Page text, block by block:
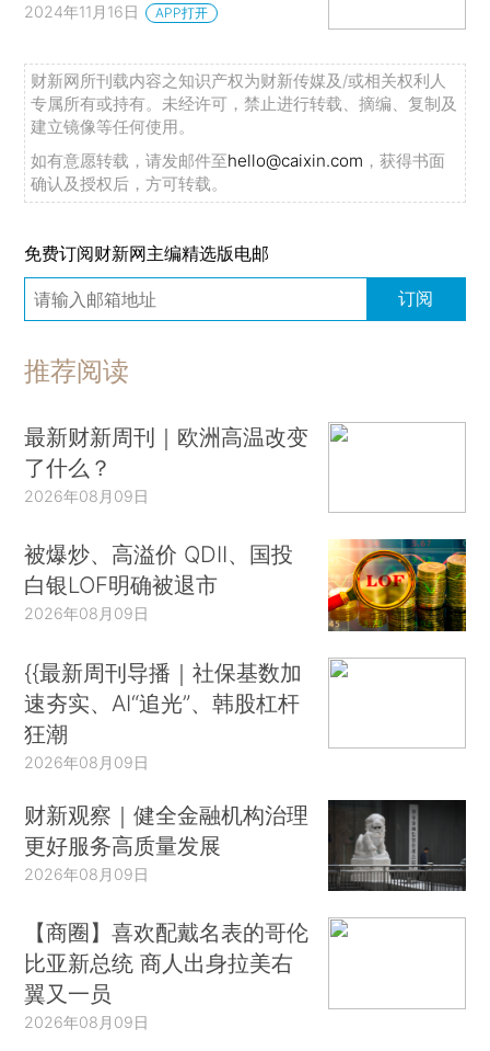
2024年11月16日 APP打开
财新网所刊载内容之知识产权为财新传媒及/或相关权利人
专属所有或持有。未经许可，禁止进行转载、摘编、复制及
建立镜像等任何使用。
如有意愿转载，请发邮件至hello@caixin.com ，获得书面
确认及授权后，方可转载。
免费订阅财新网主编精选版电邮
订阅
推荐阅读
最新财新周刊｜欧洲高温改变
了什么？
2026年08月09日
被爆炒、高溢价 QDII、国投
白银LOF明确被退市
2026年08月09日
{{最新周刊导播｜社保基数加
速夯实、AI“追光”、韩股杠杆
狂潮
2026年08月09日
财新观察｜健全金融机构治理
更好服务高质量发展
2026年08月09日
【商圈】喜欢配戴名表的哥伦
比亚新总统 商人出身拉美右
翼又一员
2026年08月09日